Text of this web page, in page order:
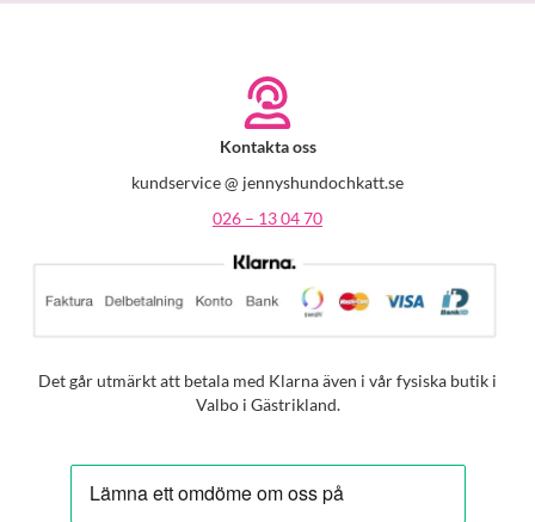
Kontakta oss
kundservice @ jennyshundochkatt.se
026 – 13 04 70
Det går utmärkt att betala med Klarna även i vår fysiska butik i
Valbo i Gästrikland.